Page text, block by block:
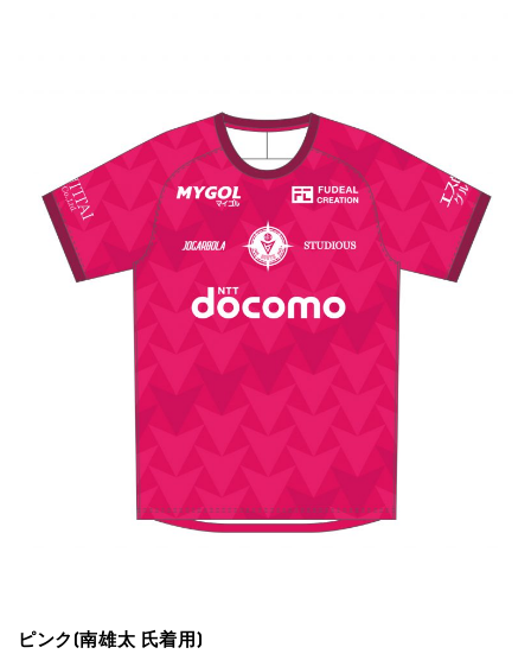
ピンク(南雄太 ⽒着⽤)